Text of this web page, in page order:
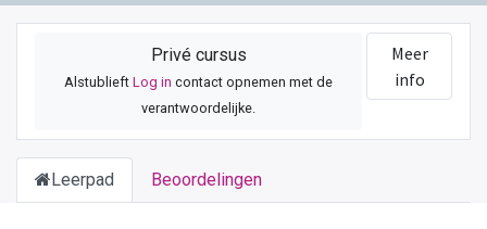
Privé cursus
AlstublieftLog in contact opnemen met de
verantwoordelijke.
Meer
info
Leerpad Beoordelingen